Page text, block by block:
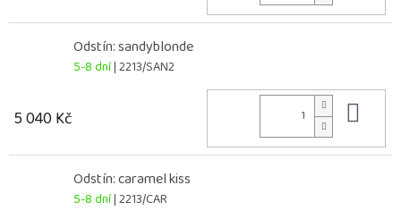
Odstín: sandyblonde
5-8 dní| 2213/SAN2
5 040 Kč
Odstín: caramel kiss
5-8 dní| 2213/CAR